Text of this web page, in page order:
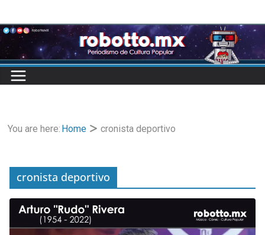
to
content
You are here: Home cronista deportivo
cronista deportivo